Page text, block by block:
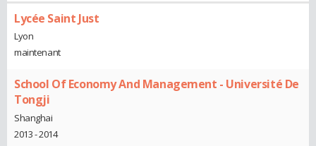
Lycée Saint Just
Lyon
maintenant
School Of Economy And Management - Université De
Tongji
Shanghai
2013 - 2014